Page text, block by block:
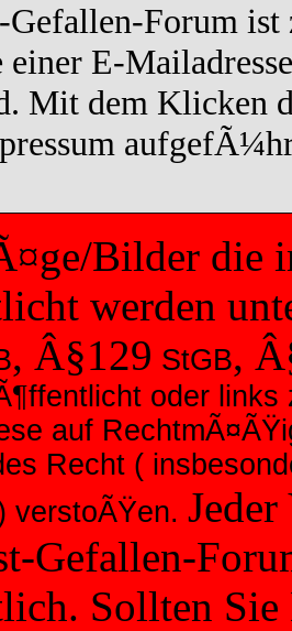
Gefallen-Forum
einer E-
Mit dem Klicken
Bilder die
werden
, Â§129 StGB,
oder
auf
Recht (
verstoÃŸen.
Gefallen-
Sollten Sie